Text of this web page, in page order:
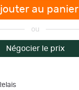
au panier
ou
Négocier le prix